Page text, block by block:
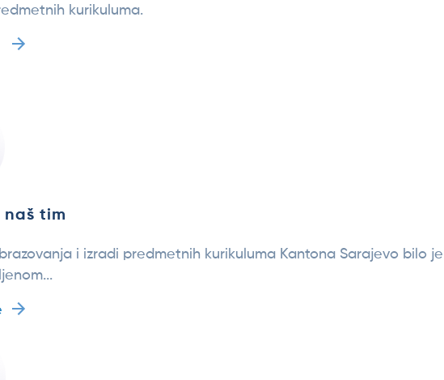
kurikuluma.
naš tim
i izradi predmetnih kurikuluma Kantona Sarajevo bilo